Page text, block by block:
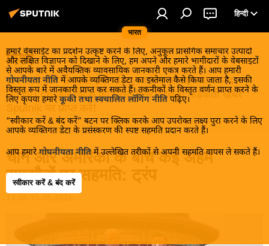
भारत
हिन्दी
हमारे वेबसाईट का प्रदर्शन उत्कृष्ट करने के लिए, अनुकूल प्रासंगिक समाचार उत्पादों
और लक्षित विज्ञापन को दिखाने के लिए, हम अपने और हमारे भागीदारों के वेबसाइटों
से आपके बारे में अवैयक्तिक व्यावसायिक जानकारी एकत्र करते हैं। आप हमारी
गोपनीयता नीति में आपके व्यक्तिगत डेटा का इस्तेमाल कैसे किया जाता है, इसकी
विस्तृत रूप में जानकारी प्राप्त कर सकते हैं। तकनीकों के विस्तृत वर्णन प्राप्त करने के
लिए कृपया हमारे कूकी तथा स्वचालित लॉगिंग नीति पढ़िए।
“स्वीकार करें & बंद करें” बटन पर क्लिक करके आप उपरोक्त लक्ष्य पुरा करने के लिए
आपके व्यक्तिगत डेटा के प्रसंस्करण की स्पष्ट सहमति प्रदान करते हैं।
आप हमारे गोपनीयता नीति में उल्लेखित तरीकों से अपनी सहमति वापस ले सकते हैं।
स्वीकार करें & बंद करें
विश्व
खबरें ठंडे होने से पहले इन्हें पढ़िए, जानिए और इनका आनंद
लीजिए। देश और विदेश की गरमा गरम तड़कती फड़कती खबरें
Sputnik पर प्राप्त करें!
चीन और अमेरिका के बीच कई अहम
समझौतों पर सहमति: ट्रंप